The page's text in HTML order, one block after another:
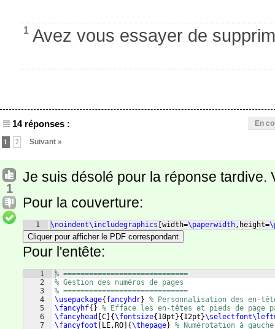
1 Avez vous essayer de
14 réponses : En
1 2 Suivant »
1
Je suis désolé pour la réponse tardive.
Pour la couverture:
1 \noindent\includegraphics width=\paperwidth,height=
Cliquer pour afficher le PDF correspondant
Pour l'entête:
1
2
3
4
5
6
7
% =============================
% Gestion des numéros de pages
% =============================
\usepackage{ fancyhdr} % Personnalisation des en-
\fancyhf{ } % Efface les en-têtes et pieds de page
\fancyhead
C {\fontsize{ 10pt }{ 12pt }
\fancyfoot
LE,RO {\thepage} % Numérotation à